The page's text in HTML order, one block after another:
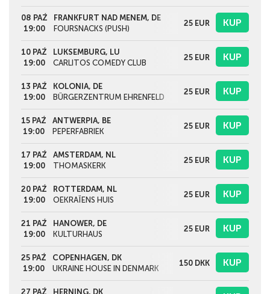
08 PAŹ
19:00
FRANKFURT NAD MENEM, DE
FOURSNACKS (PUSH)
25 EUR KUP
10 PAŹ
19:00
LUKSEMBURG, LU
CARLITOS COMEDY CLUB
25 EUR KUP
13 PAŹ
19:00
KOLONIA, DE
BÜRGERZENTRUM EHRENFELD
25 EUR KUP
15 PAŹ
19:00
ANTWERPIA, BE
PEPERFABRIEK
25 EUR KUP
17 PAŹ
19:00
AMSTERDAM, NL
THOMASKERK
25 EUR KUP
20 PAŹ
19:00
ROTTERDAM, NL
OEKRAÏENS HUIS
25 EUR KUP
21 PAŹ
19:00
HANOWER, DE
KULTURHAUS
25 EUR KUP
25 PAŹ
19:00
COPENHAGEN, DK
UKRAINE HOUSE IN DENMARK
150 DKK KUP
27 PAŹ HERNING, DK